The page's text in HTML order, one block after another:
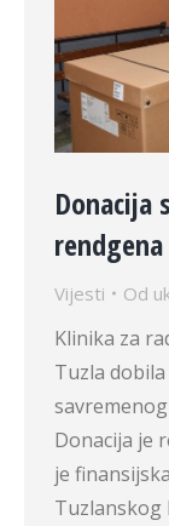
Donacija
rendgena
Vijesti Od
Klinika za
Tuzla
Donacija je
je
Tuzlanskog